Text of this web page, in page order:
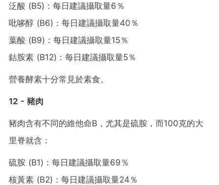
泛酸 (B5)：每日建議攝取量6％
吡哆醇 (B6)：每日建議攝取量40％
葉酸 (B9)：每日建議攝取量15％
鈷胺素 (B12)：每日建議攝取量5％
營養酵素十分常見於素食。
12 - 豬肉
豬肉含有不同的維他命B，尤其是硫胺，而100克的大
里脊就含：
硫胺 (B1)：每日建議攝取量69％
核黃素 (B2)：每日建議攝取量24％